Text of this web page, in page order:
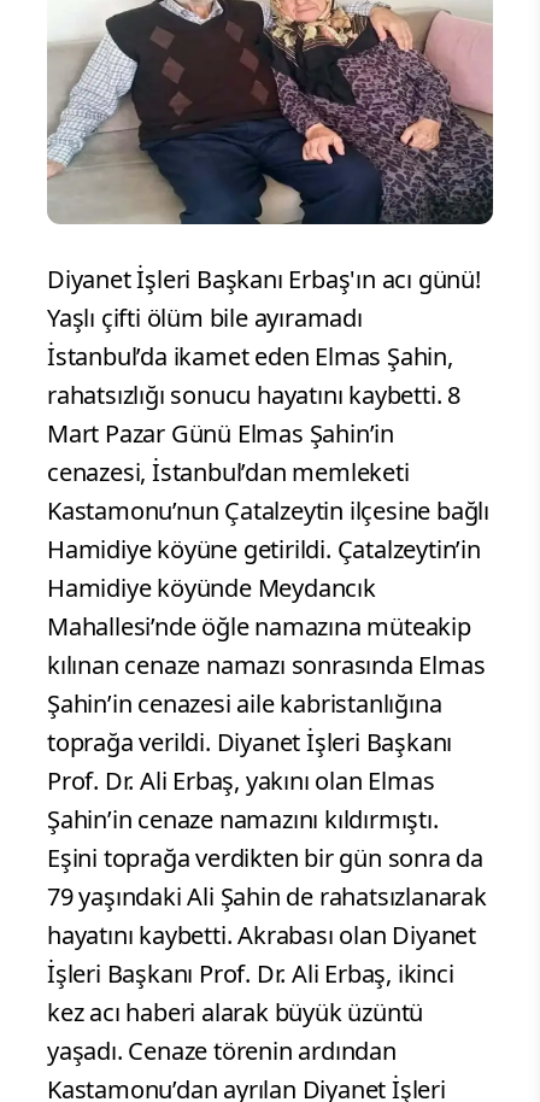
Diyanet İşleri Başkanı Erbaş'ın acı günü!
Yaşlı çifti ölüm bile ayıramadı
İstanbul’da ikamet eden Elmas Şahin,
rahatsızlığı sonucu hayatını kaybetti. 8
Mart Pazar Günü Elmas Şahin’in
cenazesi, İstanbul’dan memleketi
Kastamonu’nun Çatalzeytin ilçesine bağlı
Hamidiye köyüne getirildi. Çatalzeytin’in
Hamidiye köyünde Meydancık
Mahallesi’nde öğle namazına müteakip
kılınan cenaze namazı sonrasında Elmas
Şahin’in cenazesi aile kabristanlığına
toprağa verildi. Diyanet İşleri Başkanı
Prof. Dr. Ali Erbaş, yakını olan Elmas
Şahin’in cenaze namazını kıldırmıştı.
Eşini toprağa verdikten bir gün sonra da
79 yaşındaki Ali Şahin de rahatsızlanarak
hayatını kaybetti. Akrabası olan Diyanet
İşleri Başkanı Prof. Dr. Ali Erbaş, ikinci
kez acı haberi alarak büyük üzüntü
yaşadı. Cenaze törenin ardından
Kastamonu’dan ayrılan Diyanet İşleri